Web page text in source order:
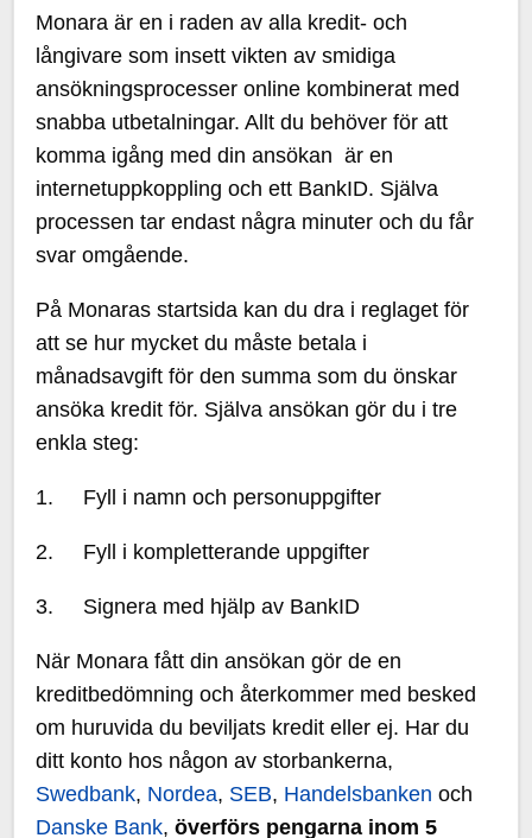
Monara är en i raden av alla kredit- och
långivare som insett vikten av smidiga
ansökningsprocesser online kombinerat med
snabba utbetalningar. Allt du behöver för att
komma igång med din ansökan är en
internetuppkoppling och ett BankID. Själva
processen tar endast några minuter och du får
svar omgående.
På Monaras startsida kan du dra i reglaget för
att se hur mycket du måste betala i
månadsavgift för den summa som du önskar
ansöka kredit för. Själva ansökan gör du i tre
enkla steg:
1. Fyll i namn och personuppgifter
2. Fyll i kompletterande uppgifter
3. Signera med hjälp av BankID
När Monara fått din ansökan gör de en
kreditbedömning och återkommer med besked
om huruvida du beviljats kredit eller ej. Har du
ditt konto hos någon av storbankerna,
Swedbank, Nordea, SEB, Handelsbanken och
Danske Bank,överförs pengarna inom 5